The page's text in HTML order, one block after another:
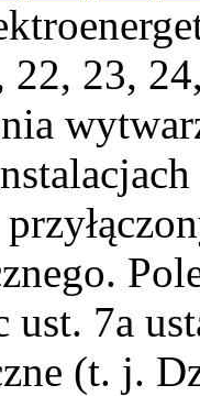
23,
ust. 7a
(t. j.